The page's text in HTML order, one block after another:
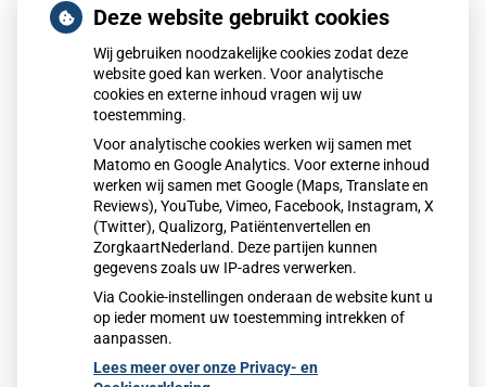
Gezondheidscentrum de Vroonen
Gezondheidscentrum de Vroonen
Per 1 augustus 2016 zijn wij werkzaam
Gezondheidscentrum De Vroonen
, aan De Helling
13 in Sint Pancras. U vindt in dit gezondheidscentrum
oa. de apotheek De Vroonen, fysiotherapiepraktijk Sint
Pancras, tandartsenpraktijk Sint Pancras en verder een
scala aan paramedische zorgverleners. Kijk u eens op
de website ( zie de link hierboven).
Deze website gebruikt cookies
Wij gebruiken noodzakelijke cookies zodat deze
website goed kan werken. Voor analytische
cookies en externe inhoud vragen wij uw
toestemming.
Voor analytische cookies werken wij samen met
Matomo en Google Analytics. Voor externe inhoud
werken wij samen met Google (Maps, Translate en
Reviews), YouTube, Vimeo, Facebook, Instagram, X
(Twitter), Qualizorg, Patiëntenvertellen en
ZorgkaartNederland. Deze partijen kunnen
gegevens zoals uw IP-adres verwerken.
Via Cookie-instellingen onderaan de website kunt u
op ieder moment uw toestemming intrekken of
aanpassen.
Lees meer over onze Privacy- en